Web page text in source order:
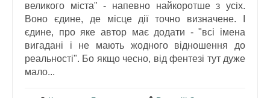
великого міста" - напевно найкоротше з усіх.
Воно єдине, де місце дії точно визначене. І
єдине, про яке автор має додати - "всі імена
вигадані і не мають жодного відношення до
реальності". Бо якщо чесно, від фентезі тут дуже
мало...